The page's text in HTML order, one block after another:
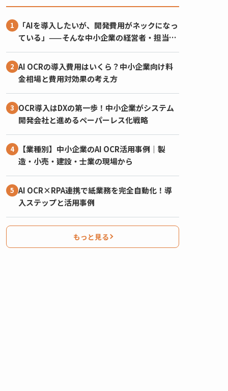
「AIを導入したいが、開発費用がネックになっ
ている」——そんな中小企業の経営者・担当者
の方に向けて、2026年度にAI開発・AI導入へ
使える補助金を整理しました。
AI OCRの導入費用はいくら？中小企業向け料
金相場と費用対効果の考え方
OCR導入はDXの第一歩！中小企業がシステム
開発会社と進めるペーパーレス化戦略
【業種別】中小企業のAI OCR活用事例｜製
造・小売・建設・士業の現場から
AI OCR×RPA連携で紙業務を完全自動化！導
入ステップと活用事例
もっと見る